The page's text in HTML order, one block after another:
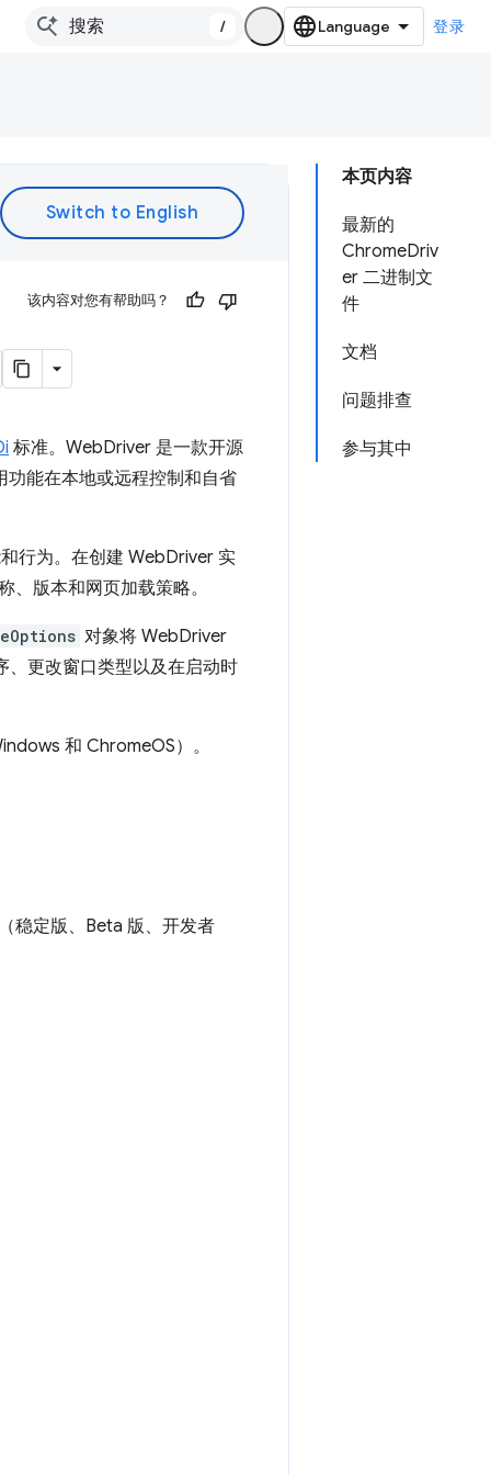
/ 登录
本页内容
最新的
ChromeDriv
er 二进制文
件
文档
问题排查
参与其中
该内容对您有帮助吗？
标准。WebDriver 是一款开源
能在本地或远程控制和自省
行为。在创建 WebDriver 实
版本和网页加载策略。
对象将 WebDriver
、更改窗口类型以及在启动时
和 ChromeOS）。
稳定版、Beta 版、开发者